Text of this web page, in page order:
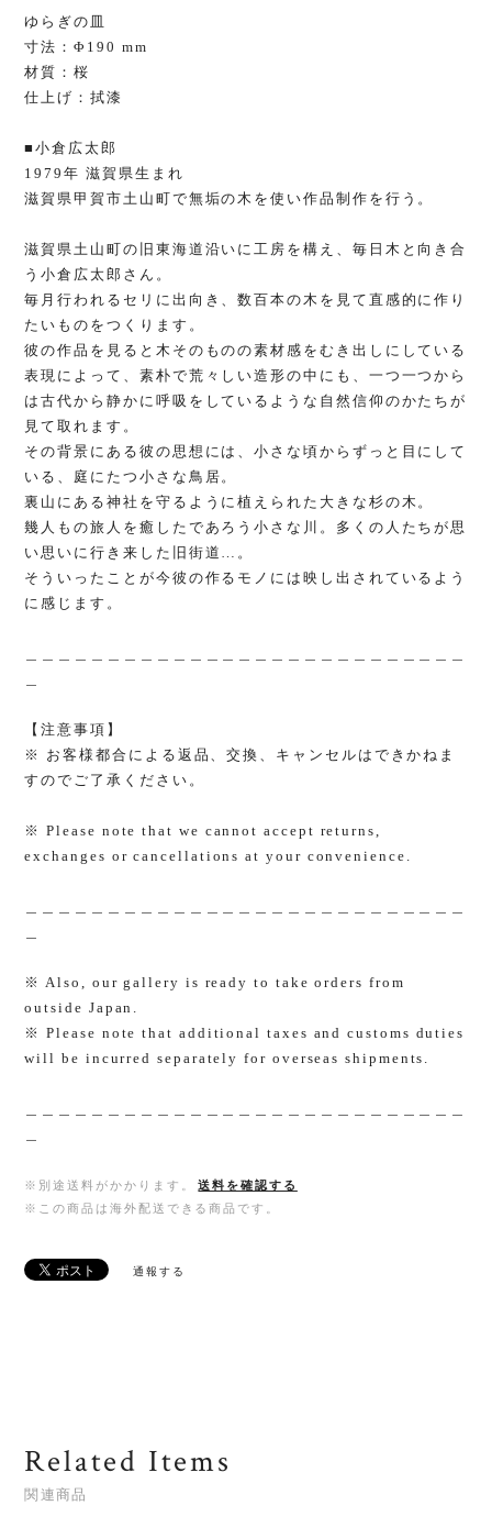
ゆらぎの皿
寸法：Φ190 mm
材質：桜
仕上げ：拭漆
■小倉広太郎
1979年 滋賀県生まれ
滋賀県甲賀市土山町で無垢の木を使い作品制作を行う。
滋賀県土山町の旧東海道沿いに工房を構え、毎日木と向き合
う小倉広太郎さん。
毎月行われるセリに出向き、数百本の木を見て直感的に作り
たいものをつくります。
彼の作品を見ると木そのものの素材感をむき出しにしている
表現によって、素朴で荒々しい造形の中にも、一つ一つから
は古代から静かに呼吸をしているような自然信仰のかたちが
見て取れます。
その背景にある彼の思想には、小さな頃からずっと目にして
いる、庭にたつ小さな鳥居。
裏山にある神社を守るように植えられた大きな杉の木。
幾人もの旅人を癒したであろう小さな川。多くの人たちが思
い思いに行き来した旧街道…。
そういったことが今彼の作るモノには映し出されているよう
に感じます。
【注意事項】
※ お客様都合による返品、交換、キャンセルはできかねま
すのでご了承ください。
※ Please note that we cannot accept returns,
exchanges or cancellations at your convenience.
※ Also, our gallery is ready to take orders from
outside Japan.
※ Please note that additional taxes and customs duties
will be incurred separately for overseas shipments.
※別途送料がかかります。
送料を確認する
※この商品は海外配送できる商品です。
通報する
Related Items
関連商品